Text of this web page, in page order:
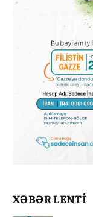
XƏBƏR LENTİ